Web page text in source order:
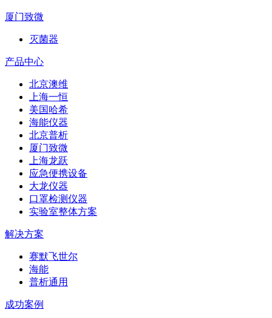
厦门致微
灭菌器
产品中心
北京澳维
上海一恒
美国哈希
海能仪器
北京普析
厦门致微
上海龙跃
应急便携设备
大龙仪器
口罩检测仪器
实验室整体方案
解决方案
赛默飞世尔
海能
普析通用
成功案例